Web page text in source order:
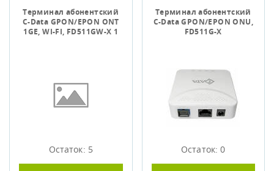
Терминал абонентский
C-Data GPON/EPON ONT
1GE, WI-FI, FD511GW-X 1
Остаток: 5
Терминал абонентский
C-Data GPON/EPON ONU,
FD511G-X
Остаток: 0